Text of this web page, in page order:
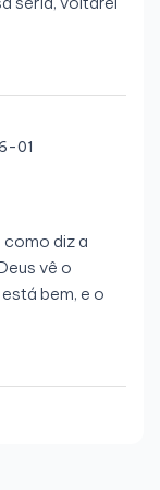
01
como diz a
vê o
bem, e o